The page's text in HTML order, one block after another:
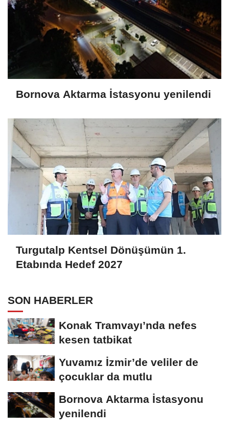
Bornova Aktarma İstasyonu yenilendi
Turgutalp Kentsel Dönüşümün 1.
Etabında Hedef 2027
SON HABERLER
Konak Tramvayı’nda nefes
kesen tatbikat
Yuvamız İzmir’de veliler de
çocuklar da mutlu
Bornova Aktarma İstasyonu
yenilendi